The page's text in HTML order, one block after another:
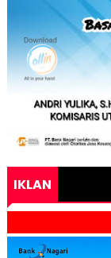
IKLAN